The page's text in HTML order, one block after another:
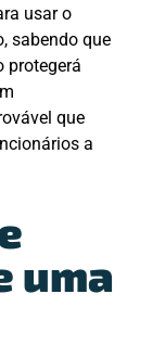
usar o
sabendo que
protegerá
que
a
uma